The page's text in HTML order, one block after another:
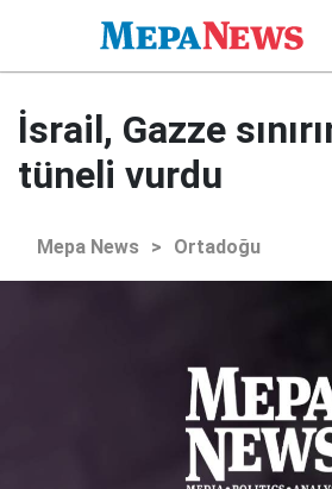
İsrail, Gazze
tüneli vurdu
Mepa News > Ortadoğu